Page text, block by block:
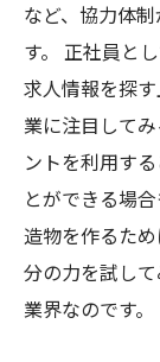
など、協力体
す。 正社員と
求人情報を探
業に注目して
ントを利用す
とができる場
造物を作るた
分の力を試し
業界なのです。